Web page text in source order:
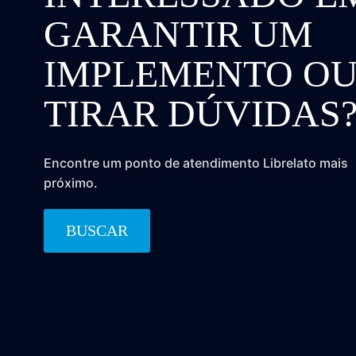
GARANTIR UM
IMPLEMENTO
TIRAR
Encontre um ponto de atendimento Librelato mais
próximo.
BUSCAR